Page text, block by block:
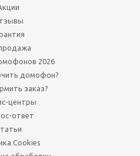
2026
домофон?
заказ?
центры
ответ
Cookies